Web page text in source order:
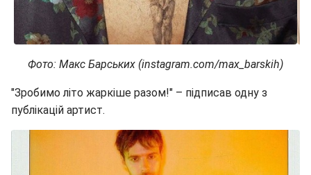
Фото: Макс Барських (instagram.com/max_barskih)
"Зробимо літо жаркіше разом!" – підписав одну з
публікацій артист.